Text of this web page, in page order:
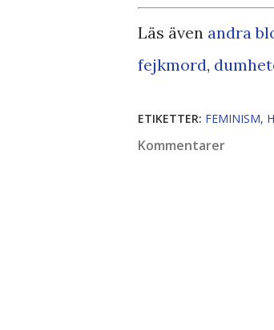
Läs även andra
fejkmord,
ETIKETTER: FEMINISM
Kommentarer